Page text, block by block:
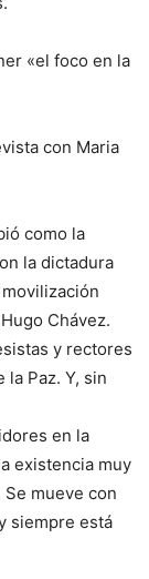
«el foco en la
con Maria
como la
la dictadura
Chávez.
y rectores
la Paz. Y, sin
en la
existencia muy
Se mueve con
siempre está